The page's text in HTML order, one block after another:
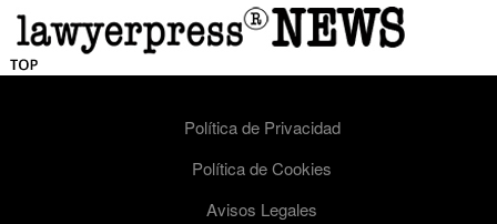
Política de Privacidad
Política de Cookies
Avisos Legales